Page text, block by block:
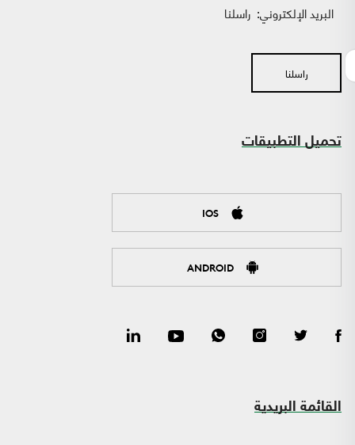
البريد الإلكتروني: راسلنا
راسلنا
تحميل التطبيقات
IOS
ANDROID
القائمة البريدية